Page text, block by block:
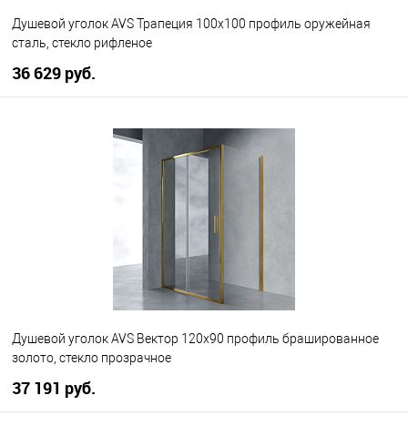
Душевой уголок AVS Трапеция 100х100 профиль оружейная
сталь, стекло рифленое
36 629 руб.
В корзину
Душевой уголок AVS Вектор 120х90 профиль брашированное
золото, стекло прозрачное
37 191 руб.